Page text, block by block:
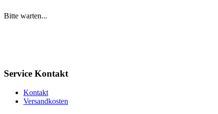
Bitte warten...
Service Kontakt
Kontakt
Versandkosten